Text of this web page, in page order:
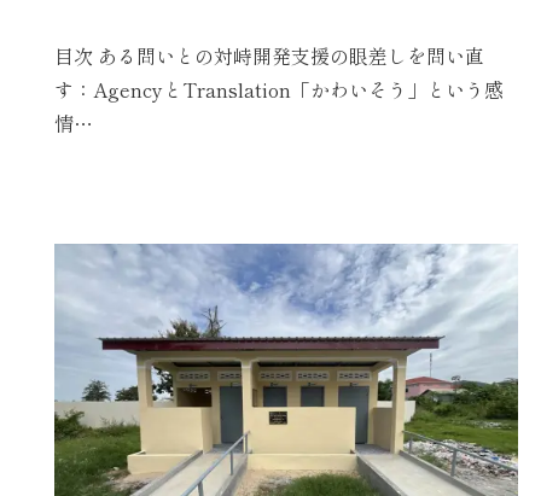
目次 ある問いとの対峙開発支援の眼差しを問い直
す：AgencyとTranslation「かわいそう」という感
情…